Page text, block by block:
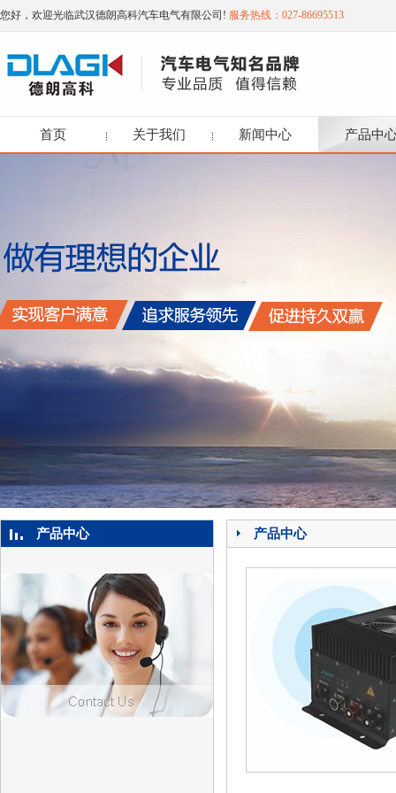
您好，欢迎光临武汉德朗高科汽车电气有限公司! 服务热线：027-86695513
首页 关于我们 新闻中心 产品中
产品中心 产品中心